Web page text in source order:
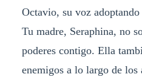
Octavio, su voz
Tu madre, Seraphina, no
poderes contigo. Ella
enemigos a lo largo de los